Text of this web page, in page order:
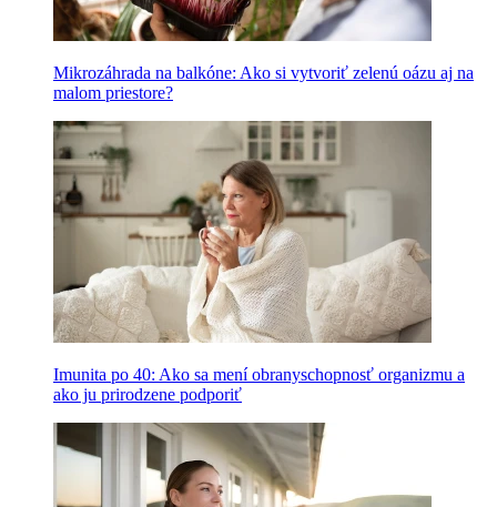
Mikrozáhrada na balkóne: Ako si vytvoriť zelenú oázu aj na
malom priestore?
Imunita po 40: Ako sa mení obranyschopnosť organizmu a
ako ju prirodzene podporiť